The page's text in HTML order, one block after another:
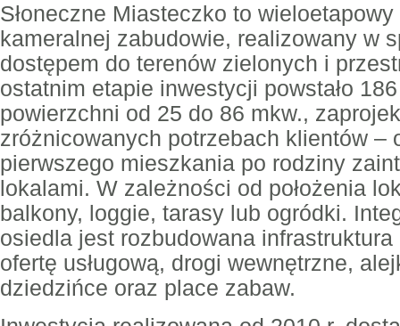
Słoneczne Miasteczko to
kameralnej zabudowie, realizowany w
dostępem do terenów zielonych i
ostatnim etapie inwestycji powstało
powierzchni od 25 do 86 mkw.,
zróżnicowanych potrzebach klientów –
pierwszego mieszkania po rodziny
lokalami. W zależności od położenia
balkony, loggie, tarasy lub ogródki.
osiedla jest rozbudowana
ofertę usługową, drogi wewnętrzne,
dziedzińce oraz place zabaw.